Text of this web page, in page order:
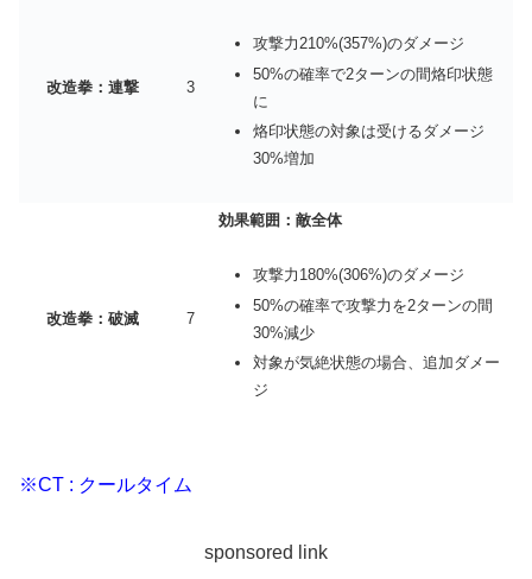
改造拳：連撃 3
攻撃力210%(357%)のダメージ
50%の確率で2ターンの間烙印状態
に
烙印状態の対象は受けるダメージ
30%増加
改造拳：破滅 7
効果範囲：敵全体
攻撃力180%(306%)のダメージ
50%の確率で攻撃力を2ターンの間
30%減少
対象が気絶状態の場合、追加ダメー
ジ
※CT : クールタイム
sponsored link